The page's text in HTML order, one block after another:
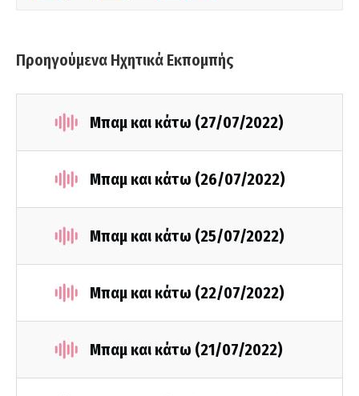
Προηγούμενα Ηχητικά Εκπομπής
Μπαμ και κάτω (27/07/2022)
Μπαμ και κάτω (26/07/2022)
Μπαμ και κάτω (25/07/2022)
Μπαμ και κάτω (22/07/2022)
Μπαμ και κάτω (21/07/2022)